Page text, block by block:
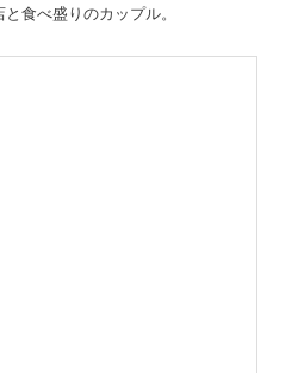
食べ盛りのカップル。